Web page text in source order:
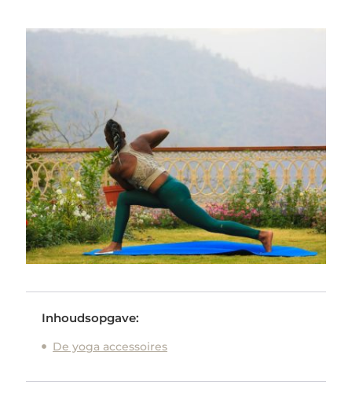
Inhoudsopgave:
De yoga accessoires